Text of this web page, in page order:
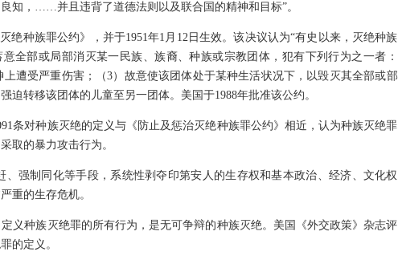
知，……并且违背了道德法则以及联合国的精神和目标”。
绝种族罪公约》，并于1951年1月12日生效。该决议认为“有史以来，灭绝种族
全部或局部消灭某一民族、族裔、种族或宗教团体，犯有下列行为之一者：
遭受严重伤害；（3）故意使该团体处于某种生活状况下，以毁灭其全部或部
转移该团体的儿童至另一团体。美国于1988年批准该公约。
条对种族灭绝的定义与《防止及惩治灭绝种族罪公约》相近，认为种族灭绝罪
取的暴力攻击行为。
强制同化等手段，系统性剥夺印第安人的生存权和基本政治、经济、文化权
重的生存危机。
义种族灭绝罪的所有行为，是无可争辩的种族灭绝。美国《外交政策》杂志评
的定义。